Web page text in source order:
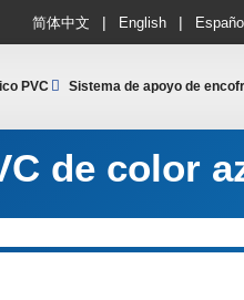
简体中文 | English |
PVC Sistema de apoyo de
de color